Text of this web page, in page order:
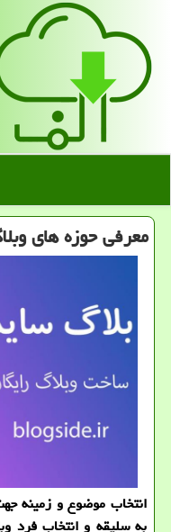
معرفی حوزه های
انتخاب موضوع و زمینه
به سلیقه و انتخاب فرد